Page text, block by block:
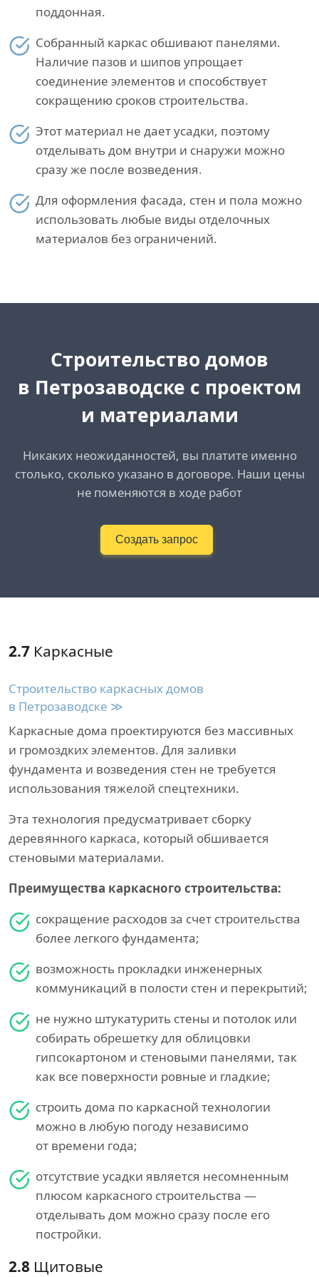
поддонная.
Собранный каркас обшивают панелями.
Наличие пазов и шипов упрощает
соединение элементов и способствует
сокращению сроков строительства.
Этот материал не дает усадки, поэтому
отделывать дом внутри и снаружи можно
сразу же после возведения.
Для оформления фасада, стен и пола можно
использовать любые виды отделочных
материалов без ограничений.
Cтроительство домов
в Петрозаводске с проектом
и материалами
Никаких неожиданностей, вы платите именно
столько, сколько указано в договоре. Наши цены
не поменяются в ходе работ
Создать запрос
2.7 Каркасные
Строительство каркасных домов
в Петрозаводске ≫
Каркасные дома проектируются без массивных
и громоздких элементов. Для заливки
фундамента и возведения стен не требуется
использования тяжелой спецтехники.
Эта технология предусматривает сборку
деревянного каркаса, который обшивается
стеновыми материалами.
Преимущества каркасного строительства:
сокращение расходов за счет строительства
более легкого фундамента;
возможность прокладки инженерных
коммуникаций в полости стен и перекрытий;
не нужно штукатурить стены и потолок или
собирать обрешетку для облицовки
гипсокартоном и стеновыми панелями, так
как все поверхности ровные и гладкие;
строить дома по каркасной технологии
можно в любую погоду независимо
от времени года;
отсутствие усадки является несомненным
плюсом каркасного строительства —
отделывать дом можно сразу после его
постройки.
2.8 Щитовые